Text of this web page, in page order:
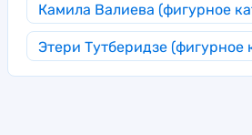
Камила Валиева (фигурное
Этери Тутберидзе (фигурное